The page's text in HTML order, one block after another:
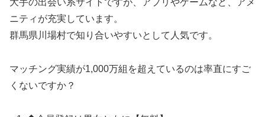
大手の出会い系サイトですが、アプリやゲームなど、アメ
ニティが充実しています。
群馬県川場村で知り合いやすいとして人気です。
マッチング実績が1,000万組を超えているのは率直にすご
くないですか？